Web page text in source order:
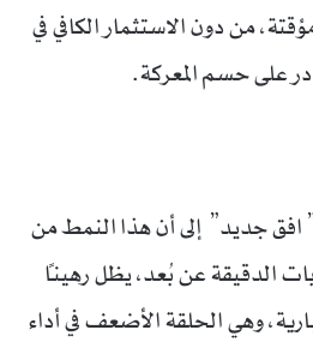
من دون الاستثمار الكافي في
على حسم المعركة.
افق جديد” إلى أن هذا النمط من
الدقيقة عن بُعد، يظل رهيناً
وهي الحلقة الأضعف في أداء